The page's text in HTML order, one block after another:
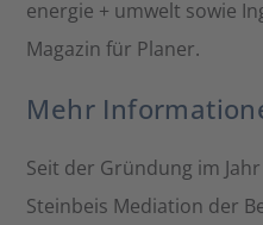
energie + umwelt sowie
Magazin für Planer.
Mehr
Seit der Gründung im
Steinbeis Mediation der